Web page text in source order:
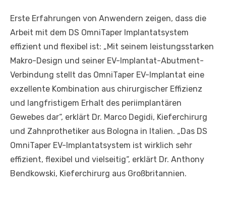
Erste Erfahrungen von Anwendern zeigen, dass die
Arbeit mit dem DS OmniTaper Implantatsystem
effizient und flexibel ist: „Mit seinem leistungsstarken
Makro-Design und seiner EV-Implantat-Abutment-
Verbindung stellt das OmniTaper EV-Implantat eine
exzellente Kombination aus chirurgischer Effizienz
und langfristigem Erhalt des periimplantären
Gewebes dar“, erklärt Dr. Marco Degidi, Kieferchirurg
und Zahnprothetiker aus Bologna in Italien. „Das DS
OmniTaper EV-Implantatsystem ist wirklich sehr
effizient, flexibel und vielseitig“, erklärt Dr. Anthony
Bendkowski, Kieferchirurg aus Großbritannien.